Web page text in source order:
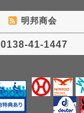
明邦商会
0138-41-1447